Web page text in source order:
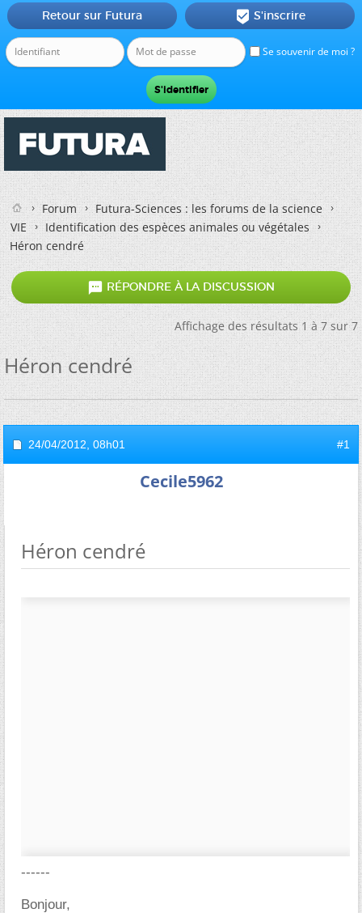
Se souvenir de moi ?
Retour sur Futura  S'inscrire
Forum
Futura-Sciences : les forums de la science
VIE
Identification des espèces animales ou végétales
Héron cendré
 RÉPONDRE À LA DISCUSSION
Affichage des résultats 1 à 7 sur 7
Héron cendré
24/04/2012, 08h01 #1
Cecile5962
Héron cendré
------
Bonjour,